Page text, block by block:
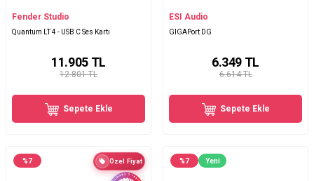
Fender Studio
Quantum LT 4 - USB C Ses Kartı
12.801 TL
11.905TL
Sepete Ekle
ESI Audio
GIGAPort DG
6.614 TL
6.349 TL
Sepete Ekle
%7 Özel Fiyat %7 Yeni